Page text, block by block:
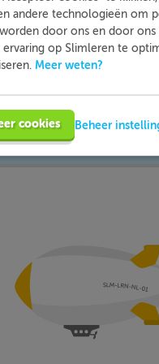
kun je op een
mee hebt. Zo ben
Meer informatie
andere technologieën om
door ons en door
op Slimleren te
Meer weten?
cookies Beheer